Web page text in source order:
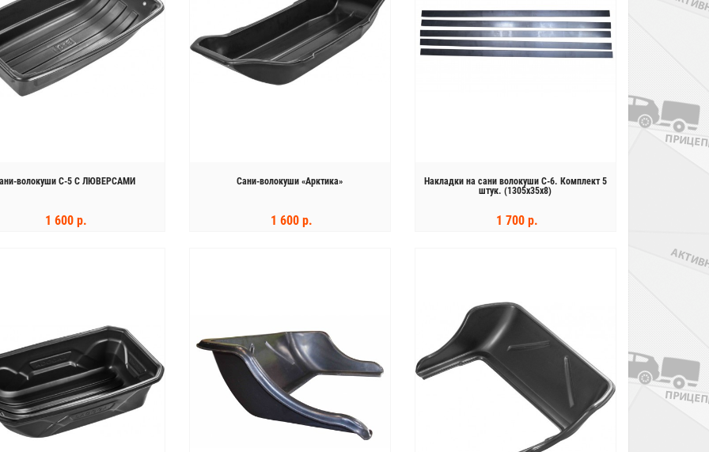
Бесплатная доставка
Тест-драйв
по Москве и МО
Бесплатная доставка
по Москве и МО
Жилеты в подарок
Лодочный мотор PARSUN F130 WFEX-T-
волокуши C-5 С ЛЮВЕРСАМИ
1 600 р.
Сани-волокуши «‎Арктика»
1 600 р.
Накладки на сани волокуши С-6. Комплект 5
штук. (1305х35х8)
1 700 р.